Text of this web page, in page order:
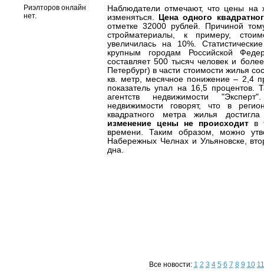
Риэлторов онлайн
нет.
Наблюдатели отмечают, что цены на
изменяться.
Цена одного
отметке 32000 рублей. Причиной
стройматериалы, к примеру,
увеличилась на 10%.
крупным городам Российской
составляет 500 тысяч человек и
Петербург) в части стоимости жилья
кв. метр, месячное понижение – 2,4
показатель упал на 16,5 процентов.
агентств недвижимости
недвижимости говорят, что в
квадратного метра жилья
изменение цены не происходит в
времени. Таким образом, можно
Набережных Челнах и Ульяновске,
дна.
Все новости: 1 2 3 4 5 6 7 8 9 10 11